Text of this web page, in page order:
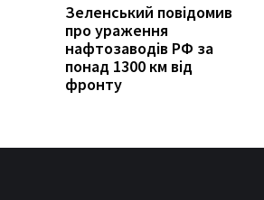
Зеленський повідомив
про ураження
нафтозаводів РФ за
понад 1300 км від
фронту